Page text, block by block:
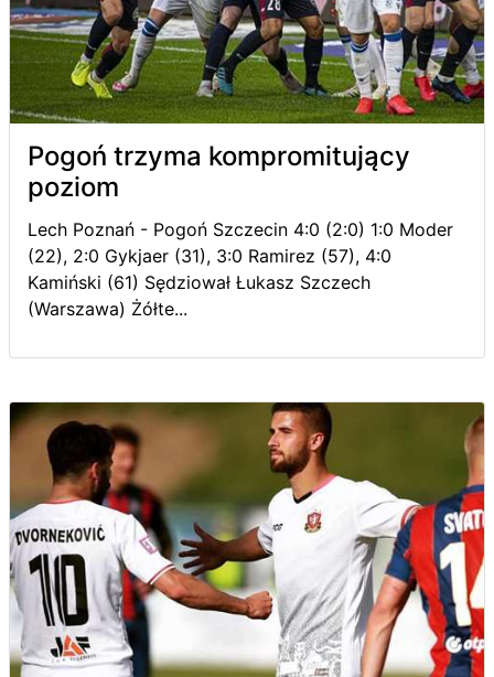
Pogoń trzyma kompromitujący
poziom
Lech Poznań - Pogoń Szczecin 4:0 (2:0) 1:0 Moder
(22), 2:0 Gykjaer (31), 3:0 Ramirez (57), 4:0
Kamiński (61) Sędziował Łukasz Szczech
(Warszawa) Żółte...